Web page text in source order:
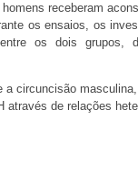
receberam
os ensaios, os
os dois grupos,
circuncisão
através de relações